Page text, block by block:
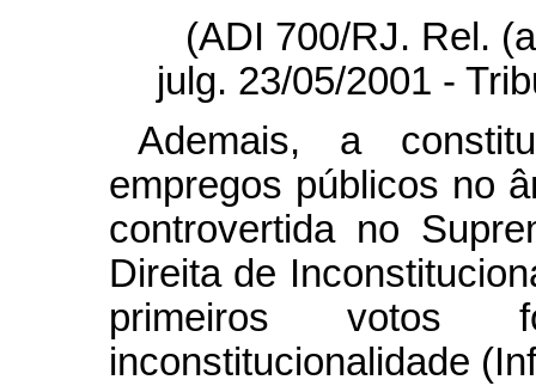
(ADI 700/RJ. Rel.
julg. 23/05/2001 -
Ademais, a
empregos públicos no
controvertida no
Direita de
primeiros votos
inconstitucionalidade